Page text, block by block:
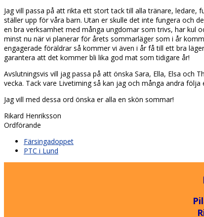
Jag vill passa på att rikta ett stort tack till alla tränare, ledare,
ställer upp för våra barn. Utan er skulle det inte fungera och
en bra verksamhet med många ungdomar som trivs, har kul
minst nu när vi planerar för årets sommarläger som i år
engagerade föräldrar så kommer vi även i år få till ett bra
garantera att det kommer bli lika god mat som tidigare år!
Avslutningsvis vill jag passa på att önska Sara, Ella, Elsa och
vecka. Tack vare Livetiming så kan jag och många andra följa
Jag vill med dessa ord önska er alla en skön sommar!
Rikard Henriksson
Ordförande
previous
post:
Färsingadoppet
next
PTC i Lund